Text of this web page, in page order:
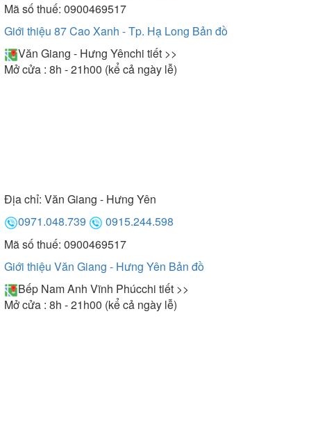
Mã số thuế: 0900469517
Giới thiệu 87 Cao Xanh - Tp. Hạ Long Bản đồ
Văn Giang - Hưng Yênchi tiết >>
Mở cửa : 8h - 21h00 (kể cả ngày lễ)
Địa chỉ: Văn Giang - Hưng Yên
0971.048.739
0915.244.598
Mã số thuế: 0900469517
Giới thiệu Văn Giang - Hưng Yên Bản đồ
Bếp Nam Anh Vĩnh Phúcchi tiết >>
Mở cửa : 8h - 21h00 (kể cả ngày lễ)